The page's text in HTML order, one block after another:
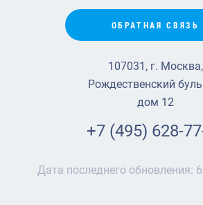
ОБРАТНАЯ СВЯЗЬ
107031, г. Москва,
Рождественский
дом 12
+7 (495) 628-
Дата последнего обновления: